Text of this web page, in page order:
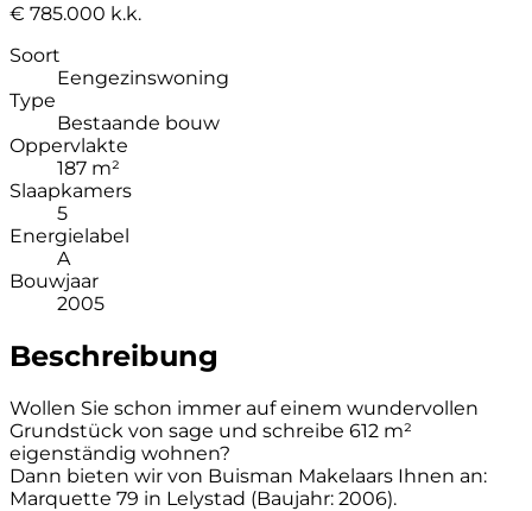
€ 785.000 k.k.
Soort
Eengezinswoning
Type
Bestaande bouw
Oppervlakte
187 m²
Slaapkamers
5
Energielabel
A
Bouwjaar
2005
Beschreibung
Wollen Sie schon immer auf einem wundervollen
Grundstück von sage und schreibe 612 m²
eigenständig wohnen?
Dann bieten wir von Buisman Makelaars Ihnen an:
Marquette 79 in Lelystad (Baujahr: 2006).